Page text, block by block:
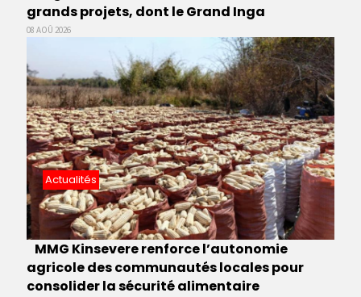
grands projets, dont le Grand Inga
08 AOÛ 2026
Actualités
MMG Kinsevere renforce l’autonomie
agricole des communautés locales pour
consolider la sécurité alimentaire